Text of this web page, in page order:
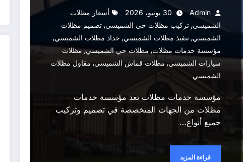
Admin 30 يونيو، 2026
أسعار مظلات
الشميسي, تركيب مظلات حي الشميسي, تصميم مظلات
الشميسي, تنفيذ مظلات الشميسي, حداد مظلات الشميسي,
مؤسسة خدمات مظلات, مظلات حي الشميسي,مظلات
سيارات الشميسي, مظلات قماش الشميسي, مقاول مظلات
الشميسي
مؤسسة خدمات مظلات تعد مؤسسة خدمات
مظلات من الجهات المتخصصة في تصميم وتركيب
جميع أنواع…
قراءة المزيد